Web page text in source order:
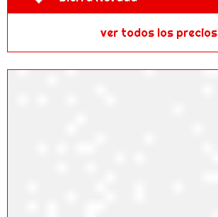
ver todos los precios